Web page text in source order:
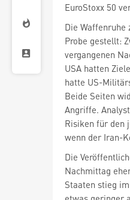
EuroStoxx 50
Die Waffenruhe
Probe gestellt:
vergangenen
USA hatten
hatte US-
Beide Seiten
Angriffe.
Risiken für den
wenn der Iran-
Die
Nachmittag
Staaten stieg